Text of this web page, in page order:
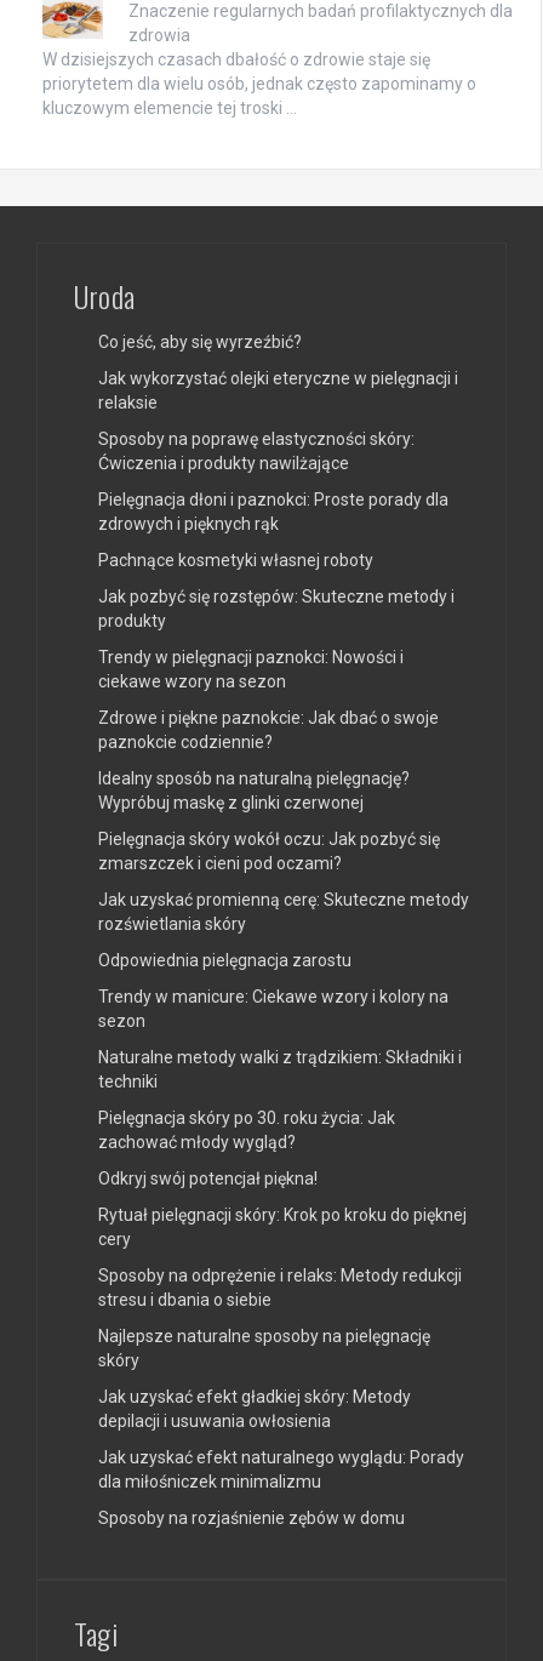
Znaczenie regularnych badań profilaktycznych dla
zdrowia
W dzisiejszych czasach dbałość o zdrowie staje się
priorytetem dla wielu osób, jednak często zapominamy o
kluczowym elemencie tej troski …
Uroda
Co jeść, aby się wyrzeźbić?
Jak wykorzystać olejki eteryczne w pielęgnacji i
relaksie
Sposoby na poprawę elastyczności skóry:
Ćwiczenia i produkty nawilżające
Pielęgnacja dłoni i paznokci: Proste porady dla
zdrowych i pięknych rąk
Pachnące kosmetyki własnej roboty
Jak pozbyć się rozstępów: Skuteczne metody i
produkty
Trendy w pielęgnacji paznokci: Nowości i
ciekawe wzory na sezon
Zdrowe i piękne paznokcie: Jak dbać o swoje
paznokcie codziennie?
Idealny sposób na naturalną pielęgnację?
Wypróbuj maskę z glinki czerwonej
Pielęgnacja skóry wokół oczu: Jak pozbyć się
zmarszczek i cieni pod oczami?
Jak uzyskać promienną cerę: Skuteczne metody
rozświetlania skóry
Odpowiednia pielęgnacja zarostu
Trendy w manicure: Ciekawe wzory i kolory na
sezon
Naturalne metody walki z trądzikiem: Składniki i
techniki
Pielęgnacja skóry po 30. roku życia: Jak
zachować młody wygląd?
Odkryj swój potencjał piękna!
Rytuał pielęgnacji skóry: Krok po kroku do pięknej
cery
Sposoby na odprężenie i relaks: Metody redukcji
stresu i dbania o siebie
Najlepsze naturalne sposoby na pielęgnację
skóry
Jak uzyskać efekt gładkiej skóry: Metody
depilacji i usuwania owłosienia
Jak uzyskać efekt naturalnego wyglądu: Porady
dla miłośniczek minimalizmu
Sposoby na rozjaśnienie zębów w domu
Tagi